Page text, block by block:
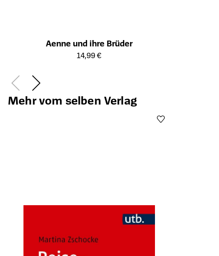
Aenne und ihre Brüder
Öffnet die Detailseite des Produkts
14,99 €
Mehr vom selben Verlag